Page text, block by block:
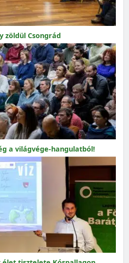
zöldül Csongrád
a világvége-hangulatból!